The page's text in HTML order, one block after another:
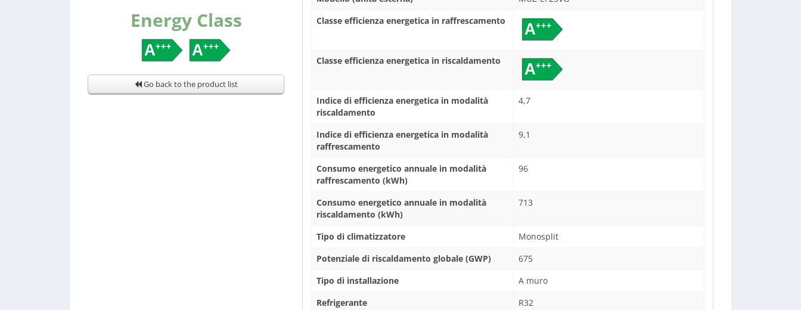
Energy Class
Go back to the product list
Classe efficienza energetica in raffrescamento
Classe efficienza energetica in riscaldamento
Indice di efficienza energetica in modalità
riscaldamento
4,7
Indice di efficienza energetica in modalità
raffrescamento
9,1
Consumo energetico annuale in modalità
raffrescamento (kWh)
96
Consumo energetico annuale in modalità
riscaldamento (kWh)
713
Tipo di climatizzatore
Monosplit
Potenziale di riscaldamento globale (GWP)
675
Tipo di installazione
A muro
Refrigerante
R32